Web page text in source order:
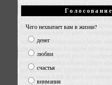
Голосование
Чего нехватает вам в жизни?
денег
любви
счастья
внимания